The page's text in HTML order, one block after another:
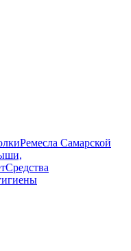
Ремесла Самарской
Средства